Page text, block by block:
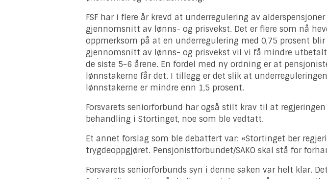
FSF har i flere år krevd at underregulering av
gjennomsnitt av lønns- og prisvekst. Det er flere som nå
oppmerksom på at en underregulering med 0,75 prosent
gjennomsnitt av lønns- og prisvekst vil vi få mindre
de siste 5-6 årene. En fordel med ny ordning er at
lønnstakerne får det. I tillegg er det slik at
lønnstakerne er mindre enn 1,5 prosent.
Forsvarets seniorforbund har også stilt krav til at
behandling i Stortinget, noe som ble vedtatt.
Et annet forslag som ble debattert var: «Stortinget ber
trygdeoppgjøret. Pensjonistforbundet/SAKO skal stå for
Forsvarets seniorforbunds syn i denne saken var helt klar.